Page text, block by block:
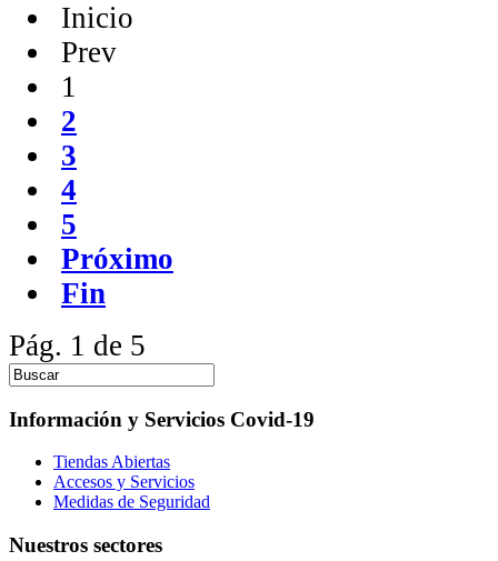
Inicio
Prev
1
2
3
4
5
Próximo
Fin
Pág. 1 de 5
Información y Servicios Covid-19
Tiendas Abiertas
Accesos y Servicios
Medidas de Seguridad
Nuestros sectores